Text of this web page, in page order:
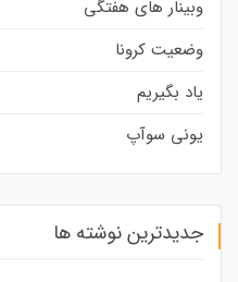
وبینار های هفتگی
وضعیت کرونا
یاد بگیریم
یونی سوآپ
جدیدترین نوشته ها